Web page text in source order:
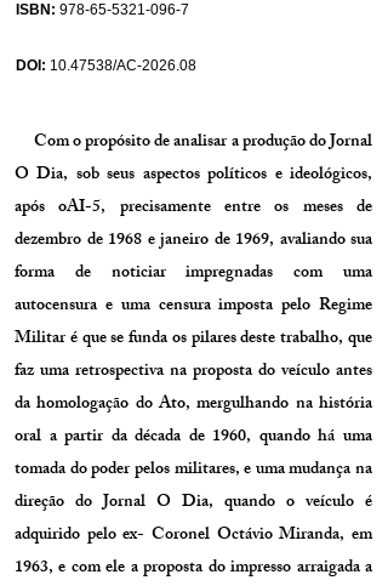
ISBN: 978-65-5321-096-7
DOI: 10.47538/AC-2026.08
Com o propósito de analisar a produção do Jornal
O Dia, sob seus aspectos políticos e ideológicos,
após oAI-5, precisamente entre os meses de
dezembro de 1968 e janeiro de 1969, avaliando sua
forma de noticiar impregnadas com uma
autocensura e uma censura imposta pelo Regime
Militar é que se funda os pilares deste trabalho, que
faz uma retrospectiva na proposta do veículo antes
da homologação do Ato, mergulhando na história
oral a partir da década de 1960, quando há uma
tomada do poder pelos militares, e uma mudança na
direção do Jornal O Dia, quando o veículo é
adquirido pelo ex- Coronel Octávio Miranda, em
1963, e com ele a proposta do impresso arraigada a